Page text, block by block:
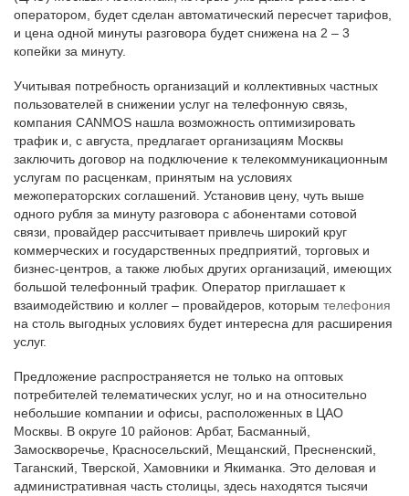
оператором, будет сделан автоматический пересчет тарифов,
и цена одной минуты разговора будет снижена на 2 – 3
копейки за минуту.
Учитывая потребность организаций и коллективных частных
пользователей в снижении услуг на телефонную связь,
компания CANMOS нашла возможность оптимизировать
трафик и, с августа, предлагает организациям Москвы
заключить договор на подключение к телекоммуникационным
услугам по расценкам, принятым на условиях
межоператорских соглашений. Установив цену, чуть выше
одного рубля за минуту разговора с абонентами сотовой
связи, провайдер рассчитывает привлечь широкий круг
коммерческих и государственных предприятий, торговых и
бизнес-центров, а также любых других организаций, имеющих
большой телефонный трафик. Оператор приглашает к
взаимодействию и коллег – провайдеров, которым телефония
на столь выгодных условиях будет интересна для расширения
услуг.
Предложение распространяется не только на оптовых
потребителей телематических услуг, но и на относительно
небольшие компании и офисы, расположенных в ЦАО
Москвы. В округе 10 районов: Арбат, Басманный,
Замоскворечье, Красносельский, Мещанский, Пресненский,
Таганский, Тверской, Хамовники и Якиманка. Это деловая и
административная часть столицы, здесь находятся тысячи